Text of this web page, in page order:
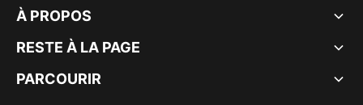
À PROPOS
RESTE À LA PAGE
PARCOURIR